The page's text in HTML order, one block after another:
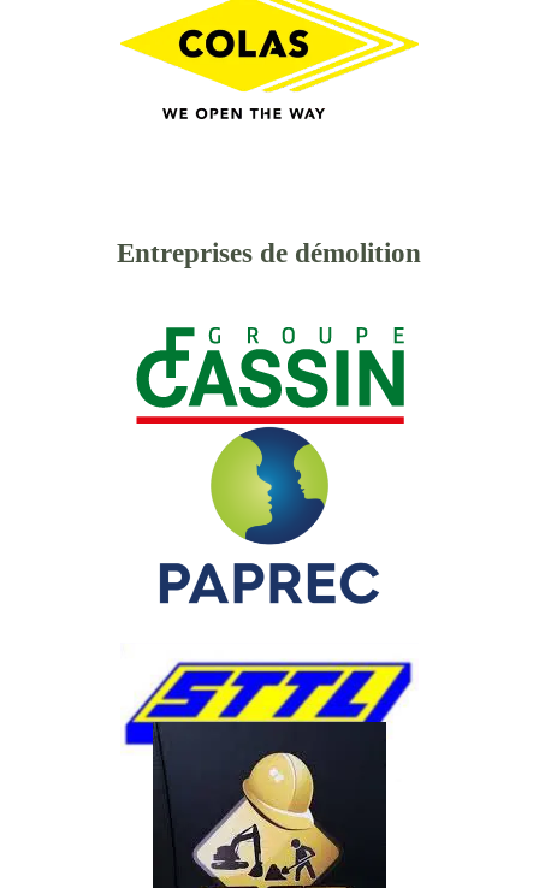
Entreprises de démolition